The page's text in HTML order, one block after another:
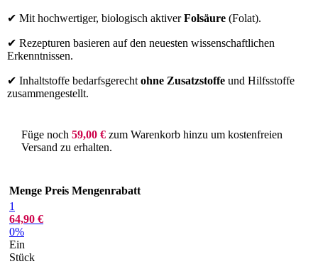
✔ Mit hochwertiger, biologisch aktiverFolsäure (Folat).
✔ Rezepturen basieren auf den neuesten wissenschaftlichen
Erkenntnissen.
✔ Inhaltstoffe bedarfsgerecht ohne Zusatzstoffe und Hilfsstoffe
zusammengestellt.
Füge noch 59,00 € zum Warenkorb hinzu um kostenfreien
Versand zu erhalten.
Menge Preis Mengenrabatt
1
64,90 €
0%
Ein
Stück